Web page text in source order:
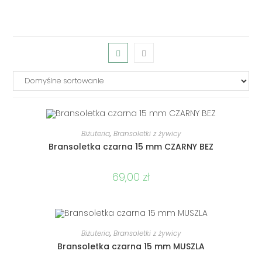
DODAJ DO KOSZYKA
Biżuteria, Bransoletki z żywicy
Bransoletka czarna 15 mm CZARNY BEZ
69,00 zł
DODAJ DO KOSZYKA
Biżuteria, Bransoletki z żywicy
Bransoletka czarna 15 mm MUSZLA